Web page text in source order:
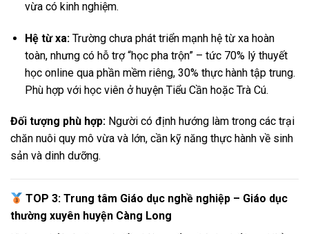
vừa có kinh nghiệm.
Hệ từ xa:Trường chưa phát triển mạnh hệ từ xa hoàn
toàn, nhưng có hỗ trợ “học pha trộn” – tức 70% lý thuyết
học online qua phần mềm riêng, 30% thực hành tập trung.
Phù hợp với học viên ở huyện Tiểu Cần hoặc Trà Cú.
Đối tượng phù hợp: Người có định hướng làm trong các trại
chăn nuôi quy mô vừa và lớn, cần kỹ năng thực hành về sinh
sản và dinh dưỡng.
TOP 3: Trung tâm Giáo dục nghề nghiệp – Giáo dục
thường xuyên huyện Càng Long